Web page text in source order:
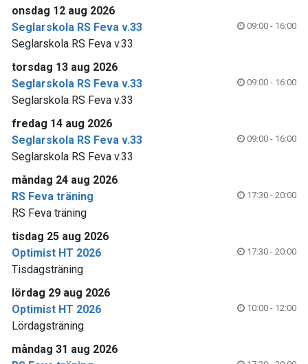
onsdag 12 aug 2026
Seglarskola RS Feva v.33
09:00 - 16:00
Seglarskola RS Feva v.33
torsdag 13 aug 2026
Seglarskola RS Feva v.33
09:00 - 16:00
Seglarskola RS Feva v.33
fredag 14 aug 2026
Seglarskola RS Feva v.33
09:00 - 16:00
Seglarskola RS Feva v.33
måndag 24 aug 2026
RS Feva träning
17:30 - 20:00
RS Feva träning
tisdag 25 aug 2026
Optimist HT 2026
17:30 - 20:00
Tisdagsträning
lördag 29 aug 2026
Optimist HT 2026
10:00 - 12:00
Lördagsträning
måndag 31 aug 2026